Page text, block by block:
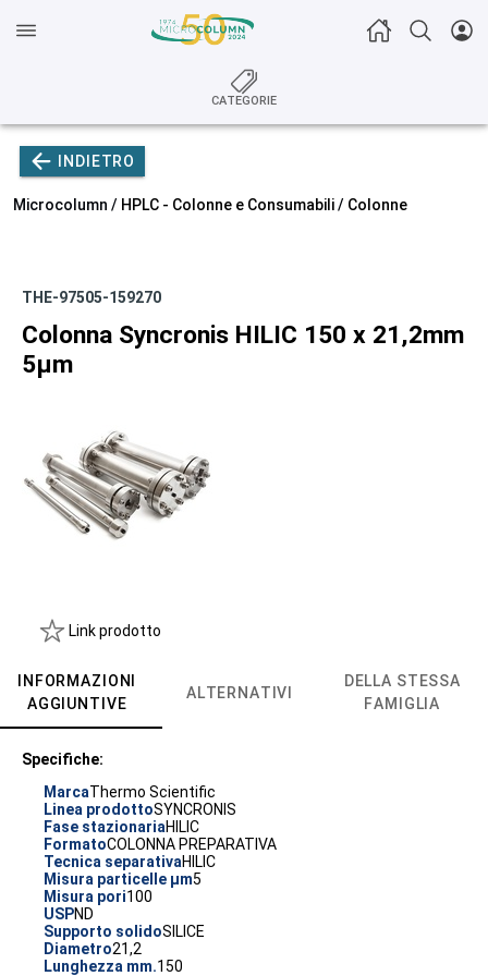
CATEGORIE
INDIETRO
Microcolumn / HPLC - Colonne e Consumabili/ Colonne
THE-97505-159270
Colonna Syncronis HILIC 150 x 21,2mm
5µm
Link prodotto
INFORMAZIONI
AGGIUNTIVE
ALTERNATIVI
DELLA STESSA
FAMIGLIA
Specifiche:
MarcaThermo Scientific
Linea prodottoSYNCRONIS
Fase stazionariaHILIC
FormatoCOLONNA PREPARATIVA
Tecnica separativaHILIC
Misura particelle µm5
Misura pori100
USPND
Supporto solidoSILICE
Diametro21,2
Lunghezza mm.150